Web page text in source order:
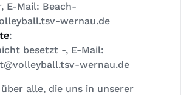
E-Mail: Beach-
wernau.de
:
besetzt -, E-Mail:
wernau.de
alle, die uns in unserer